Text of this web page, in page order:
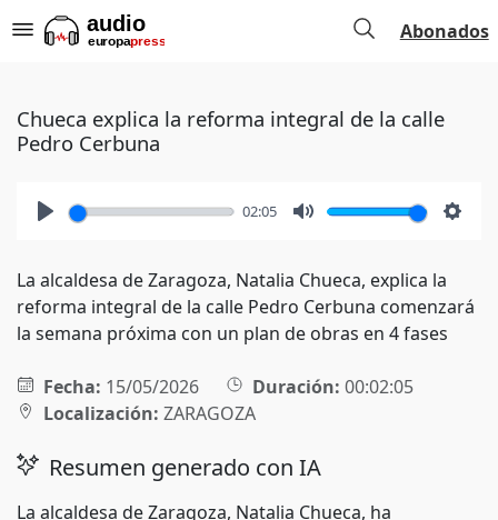
Abonados
Chueca explica la reforma integral de la calle
Pedro Cerbuna
02:05
La alcaldesa de Zaragoza, Natalia Chueca, explica la
reforma integral de la calle Pedro Cerbuna comenzará
la semana próxima con un plan de obras en 4 fases
Fecha: 15/05/2026 Duración: 00:02:05
Localización: ZARAGOZA
Resumen generado con IA
La alcaldesa de Zaragoza, Natalia Chueca, ha